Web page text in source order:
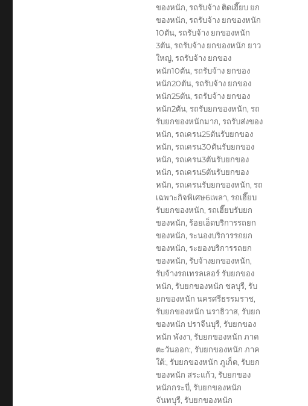
ของหนัก, รถรับจ้าง ติดเฮี๊ยบ ยก
ของหนัก, รถรับจ้าง ยกของหนัก
10ตัน, รถรับจ้าง ยกของหนัก
3ตัน, รถรับจ้าง ยกของหนัก ยาว
ใหญ่, รถรับจ้าง ยกของ
หนัก10ตัน, รถรับจ้าง ยกของ
หนัก20ตัน, รถรับจ้าง ยกของ
หนัก25ตัน, รถรับจ้าง ยกของ
หนัก2ตัน, รถรับยกของหนัก, รถ
รับยกของหนักมาก, รถรับส่งของ
หนัก, รถเครน25ตันรับยกของ
หนัก, รถเครน30ตันรับยกของ
หนัก, รถเครน3ตันรับยกของ
หนัก, รถเครน5ตันรับยกของ
หนัก, รถเครนรับยกของหนัก, รถ
เฉพาะกิจพิเศษ6เพลา, รถเฮี๊ยบ
รับยกของหนัก, รถเฮี๊ยบรับยก
ของหนัก, ร้อยเอ็ดบริการรถยก
ของหนัก, ระนองบริการรถยก
ของหนัก, ระยองบริการรถยก
ของหนัก, รับจ้างยกของหนัก,
รับจ้างรถเทรลเลอร์ รับยกของ
หนัก, รับยกของหนัก ชลบุรี, รับ
ยกของหนัก นครศรีธรรมราช,
รับยกของหนัก นราธิวาส, รับยก
ของหนัก ปราจีนบุรี, รับยกของ
หนัก พังงา, รับยกของหนัก ภาค
ตะวันออก:, รับยกของหนัก ภาค
ใต้:, รับยกของหนัก ภูเก็ต, รับยก
ของหนัก สระแก้ว, รับยกของ
หนักกระบี่, รับยกของหนัก
จันทบุรี, รับยกของหนัก